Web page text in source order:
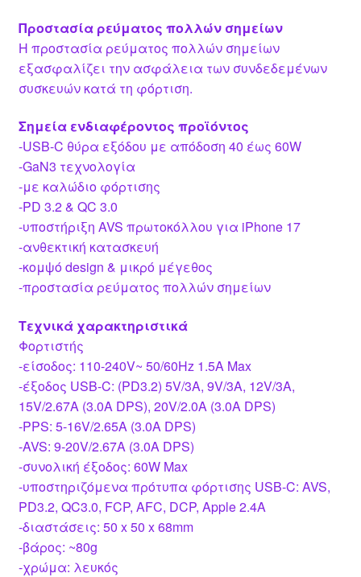
Προστασία ρεύματος πολλών σημείων
Η προστασία ρεύματος πολλών σημείων
εξασφαλίζει την ασφάλεια των συνδεδεμένων
συσκευών κατά τη φόρτιση.
Σημεία ενδιαφέροντος προϊόντος
-USB-C θύρα εξόδου με απόδοση 40 έως 60W
-GaN3 τεχνολογία
-με καλώδιο φόρτισης
-PD 3.2 & QC 3.0
-υποστήριξη AVS πρωτοκόλλου για iPhone 17
-ανθεκτική κατασκευή
-κομψό design & μικρό μέγεθος
-προστασία ρεύματος πολλών σημείων
Τεχνικά χαρακτηριστικά
Φορτιστής
-είσοδος: 110-240V~ 50/60Hz 1.5A Max
-έξοδος USB-C: (PD3.2) 5V/3A, 9V/3A, 12V/3A,
15V/2.67A (3.0A DPS), 20V/2.0A (3.0A DPS)
-PPS: 5-16V/2.65A (3.0A DPS)
-AVS: 9-20V/2.67A (3.0A DPS)
-συνολική έξοδος: 60W Max
-υποστηριζόμενα πρότυπα φόρτισης USB-C: AVS,
PD3.2, QC3.0, FCP, AFC, DCP, Apple 2.4A
-διαστάσεις: 50 x 50 x 68mm
-βάρος: ~80g
-χρώμα: λευκός